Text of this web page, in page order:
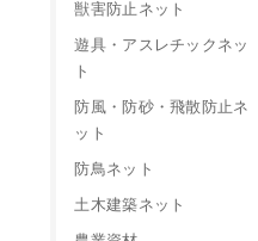
獣害防止ネット
遊具・アスレチックネッ
ト
防風・防砂・飛散防止ネ
ット
防鳥ネット
土木建築ネット